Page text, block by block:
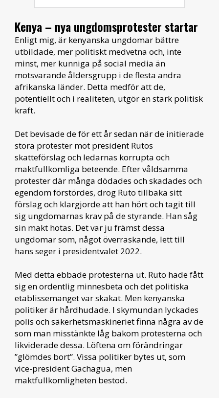
Kenya – nya ungdomsprotester startar
Enligt mig, är kenyanska ungdomar bättre
utbildade, mer politiskt medvetna och, inte
minst, mer kunniga på social media än
motsvarande åldersgrupp i de flesta andra
afrikanska länder. Detta medför att de,
potentiellt och i realiteten, utgör en stark politisk
kraft.
Det bevisade de för ett år sedan när de initierade
stora protester mot president Rutos
skatteförslag och ledarnas korrupta och
maktfullkomliga beteende. Efter våldsamma
protester där många dödades och skadades och
egendom förstördes, drog Ruto tillbaka sitt
förslag och klargjorde att han hört och tagit till
sig ungdomarnas krav på de styrande. Han såg
sin makt hotas. Det var ju främst dessa
ungdomar som, något överraskande, lett till
hans seger i presidentvalet 2022.
Med detta ebbade protesterna ut. Ruto hade fått
sig en ordentlig minnesbeta och det politiska
etablissemanget var skakat. Men kenyanska
politiker är hårdhudade. I skymundan lyckades
polis och säkerhetsmaskineriet finna några av de
som man misstänkte låg bakom protesterna och
likviderade dessa. Löftena om förändringar
”glömdes bort”. Vissa politiker bytes ut, som
vice-president Gachagua, men
maktfullkomligheten bestod.